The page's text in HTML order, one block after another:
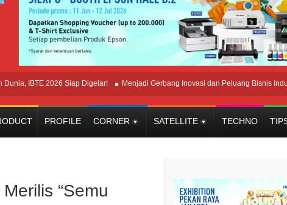
IBTE 2026 Siap Digelar! Menjadi Gerbang Inovasi dan Peluang Bisnis Industri
PROFILE CORNER SATELLITE TECHNO
“Semu